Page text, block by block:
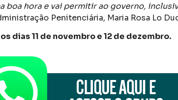
boa hora e vai permitir ao governo,
Penitenciária, Maria Rosa Lo
dias 11 de novembro e 12 de dezembro.